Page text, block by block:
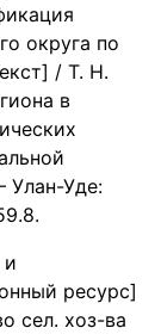
округа по
/ Т. Н.
в
Улан-Уде:
и
ресурс]
сел. хоз-ва